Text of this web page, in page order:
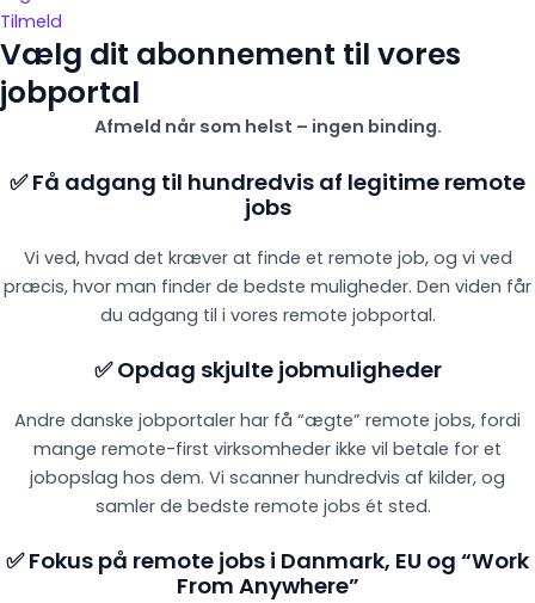
Tilmeld
Vælg dit abonnement til vores
jobportal
Afmeld når som helst – ingen binding.
✅ Få adgang til hundredvis af legitime remote
jobs
Vi ved, hvad det kræver at finde et remote job, og vi ved
præcis, hvor man finder de bedste muligheder. Den viden får
du adgang til i vores remote jobportal.
✅ Opdag skjulte jobmuligheder
Andre danske jobportaler har få “ægte” remote jobs, fordi
mange remote-first virksomheder ikke vil betale for et
jobopslag hos dem. Vi scanner hundredvis af kilder, og
samler de bedste remote jobs ét sted.
✅ Fokus på remote jobs i Danmark, EU og “Work
From Anywhere”